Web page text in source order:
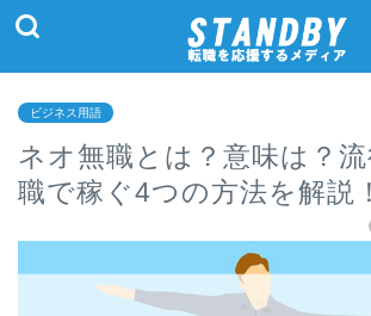
ビジネス用語
ネオ無職とは？意味は？
職で稼ぐ4つの方法を解説！